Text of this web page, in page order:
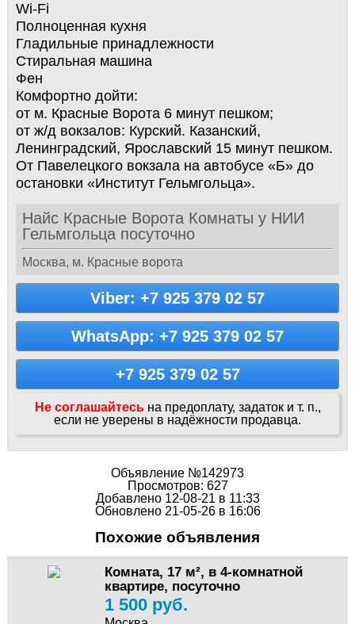
Wi-Fi
Полноценная кухня
Гладильные принадлежности
Стиральная машина
Фен
Комфортно дойти:
от м. Красные Ворота 6 минут пешком;
от ж/д вокзалов: Курский. Казанский,
Ленинградский, Ярославский 15 минут пешком.
От Павелецкого вокзала на автобусе «Б» до
остановки «Институт Гельмгольца».
Найс Красные Ворота Комнаты у НИИ
Гельмгольца посуточно
Москва, м. Красные ворота
Viber: +7 925 379 02 57
WhatsApp: +7 925 379 02 57
+7 925 379 02 57
Не соглашайтесь на предоплату, задаток и т. п.,
если не уверены в надёжности продавца.
Объявление №142973
Просмотров: 627
Добавлено 12-08-21 в 11:33
Обновлено 21-05-26 в 16:06
Похожие объявления
Комната, 17 м², в 4-комнатной
квартире, посуточно
1 500 руб.